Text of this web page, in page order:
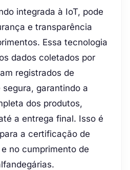
integrada à IoT, pode
e transparência
Essa tecnologia
dados coletados por
registrados de
garantindo a
dos produtos,
a entrega final. Isso é
a certificação de
no cumprimento de